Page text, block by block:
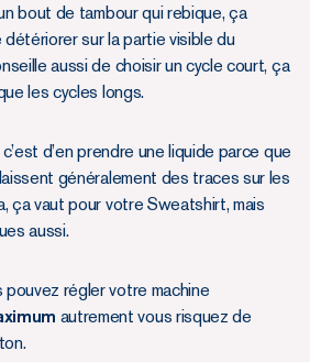
bout de tambour qui rebique, ça
sur la partie visible du
aussi de choisir un cycle court, ça
les cycles longs.
d’en prendre une liquide parce que
généralement des traces sur les
ça vaut pour votre Sweatshirt, mais
aussi.
pouvez régler votre machine
autrement vous risquez de